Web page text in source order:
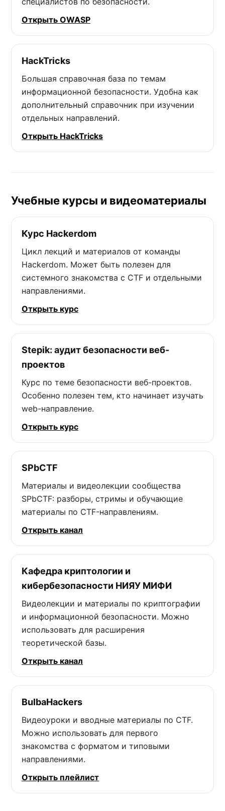
Открыть OWASP
HackTricks
Большая справочная база по темам
информационной безопасности. Удобна как
дополнительный справочник при изучении
отдельных направлений.
Открыть HackTricks
Учебные курсы и видеоматериалы
Курс Hackerdom
Цикл лекций и материалов от команды
Hackerdom. Может быть полезен для
системного знакомства с CTF и отдельными
направлениями.
Открыть курс
Stepik: аудит безопасности веб-
проектов
Курс по теме безопасности веб-проектов.
Особенно полезен тем, кто начинает изучать
web-направление.
Открыть курс
SPbCTF
Материалы и видеолекции сообщества
SPbCTF: разборы, стримы и обучающие
материалы по CTF-направлениям.
Открыть канал
Кафедра криптологии и
кибербезопасности НИЯУ МИФИ
Видеолекции и материалы по криптографии
и информационной безопасности. Можно
использовать для расширения
теоретической базы.
Открыть канал
BulbaHackers
Видеоуроки и вводные материалы по CTF.
Можно использовать для первого
знакомства с форматом и типовыми
направлениями.
Открыть плейлист